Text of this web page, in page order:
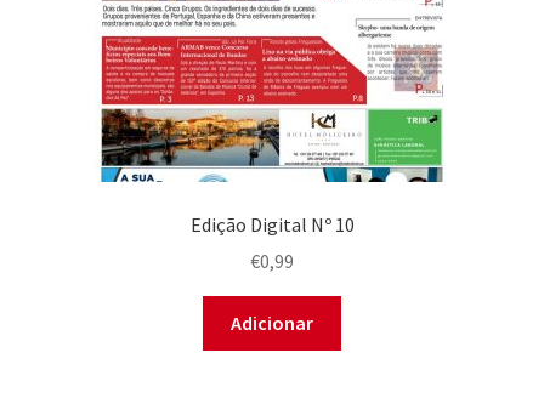
Edição Digital Nº 10
€0,99
Adicionar